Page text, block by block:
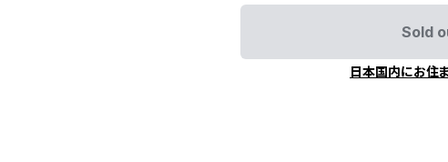
Sold
日本国内にお住